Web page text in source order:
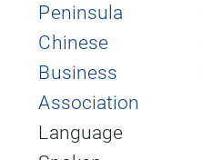
Peninsula
Chinese
Business
Association
Language